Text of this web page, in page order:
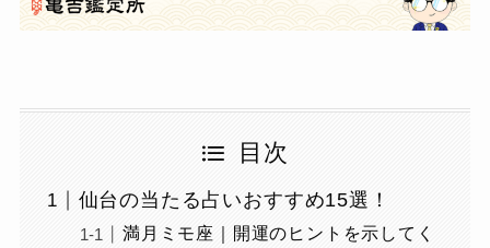
目次
仙台の当たる占いおすすめ15選！
満月ミモ座｜開運のヒントを示してく